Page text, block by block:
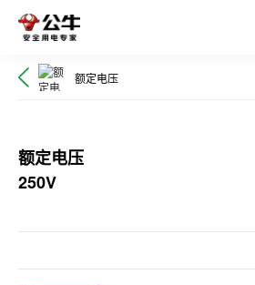
额定电压
额定电压
250V